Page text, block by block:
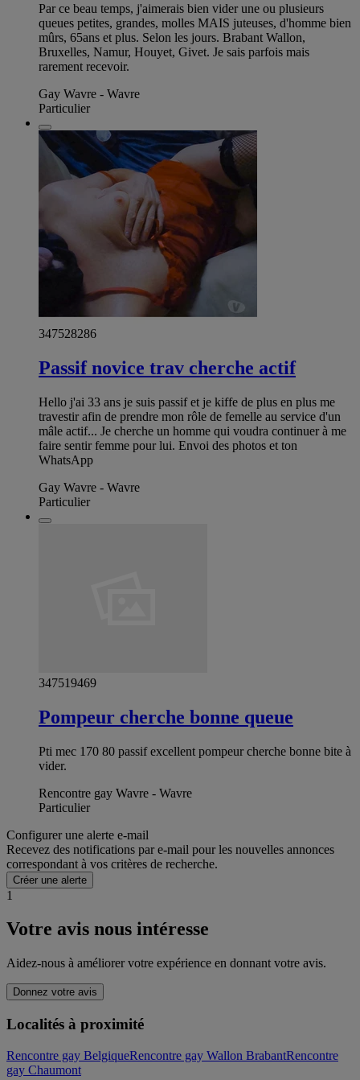
Par ce beau temps, j'aimerais bien vider une ou plusieurs
queues petites, grandes, molles MAIS juteuses, d'homme bien
mûrs, 65ans et plus. Selon les jours. Brabant Wallon,
Bruxelles, Namur, Houyet, Givet. Je sais parfois mais
rarement recevoir.
Gay Wavre - Wavre
Particulier
347528286
Passif novice trav cherche actif
Hello j'ai 33 ans je suis passif et je kiffe de plus en plus me
travestir afin de prendre mon rôle de femelle au service d'un
mâle actif... Je cherche un homme qui voudra continuer à me
faire sentir femme pour lui. Envoi des photos et ton
WhatsApp
Gay Wavre - Wavre
Particulier
347519469
Pompeur cherche bonne queue
Pti mec 170 80 passif excellent pompeur cherche bonne bite à
vider.
Rencontre gay Wavre - Wavre
Particulier
Configurer une alerte e-mail
Recevez des notifications par e-mail pour les nouvelles annonces
correspondant à vos critères de recherche.
Créer une alerte
1
Votre avis nous intéresse
Aidez-nous à améliorer votre expérience en donnant votre avis.
Donnez votre avis
Localités à proximité
Rencontre gay BelgiqueRencontre gay Wallon BrabantRencontre
gay Chaumont